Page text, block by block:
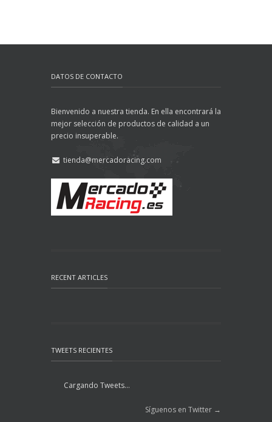
DATOS DE CONTACTO
Bienvenido a nuestra tienda. En ella encontrará la
mejor selección de productos de calidad a un
precio insuperable.
tienda@mercadoracing.com
RECENT ARTICLES
TWEETS RECIENTES
Cargando Tweets...
Síguenos en Twitter →